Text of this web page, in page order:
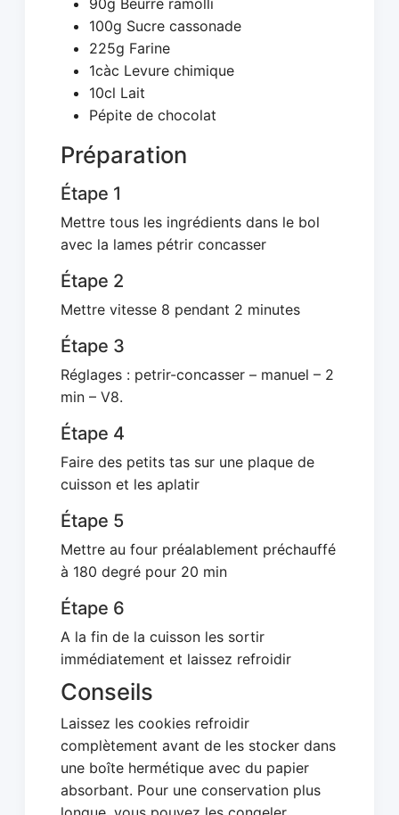
90g Beurre ramolli
100g Sucre cassonade
225g Farine
1càc Levure chimique
10cl Lait
Pépite de chocolat
Préparation
Étape 1
Mettre tous les ingrédients dans le bol
avec la lames pétrir concasser
Étape 2
Mettre vitesse 8 pendant 2 minutes
Étape 3
Réglages : petrir-concasser – manuel – 2
min – V8.
Étape 4
Faire des petits tas sur une plaque de
cuisson et les aplatir
Étape 5
Mettre au four préalablement préchauffé
à 180 degré pour 20 min
Étape 6
A la fin de la cuisson les sortir
immédiatement et laissez refroidir
Conseils
Laissez les cookies refroidir
complètement avant de les stocker dans
une boîte hermétique avec du papier
absorbant. Pour une conservation plus